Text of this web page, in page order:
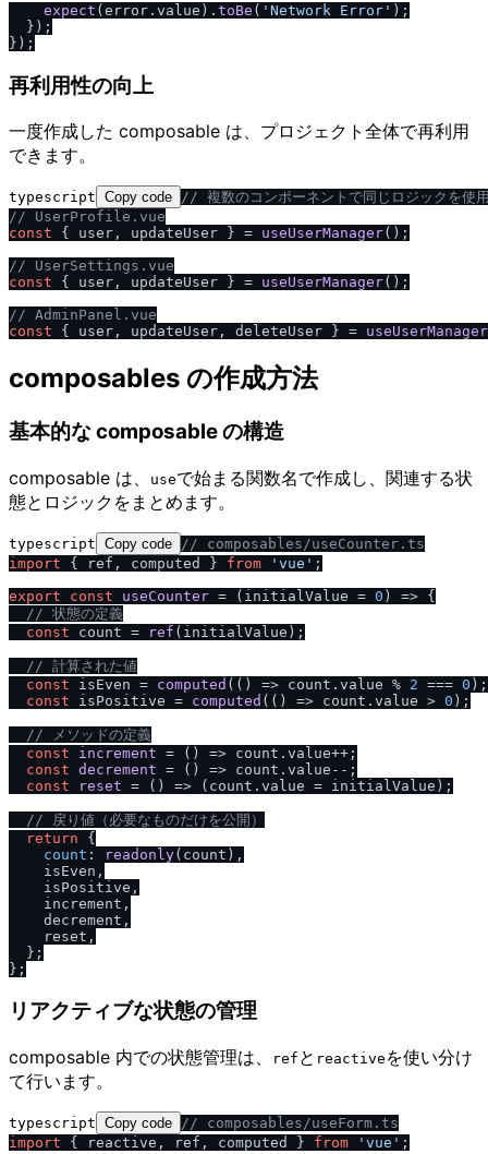
expect (error. value ). toBe ( 'Network Error' );
  });
再利用性の向上
一度作成した composable は、プロジェクト全体で再利用
できます。
typescript Copy code // 複数のコンポーネントで同じロジックを使
// UserProfile.vue
const { user, updateUser } = useUserManager();
// UserSettings.vue
const { user, updateUser } = useUserManager();
// AdminPanel.vue
const { user, updateUser, deleteUser } = useUserManager
composables の作成方法
基本的な composable の構造
composable は、 useで始まる関数名で作成し、関連する状
態とロジックをまとめます。
typescript Copy code / / composables /useCounter.ts
import { ref, computed } from 'vue' ;
export
const useCounter = ( initialValue = 0 ) => {
/ / 状態の定義
const count = ref (initialValue);
/ / 計算された値
const isEven = computed ( () => count. value % 2 === 0 );
const isPositive = computed ( () => count. value > 0 );
/ / メソッドの定義
const
increment = ( ) => count. value++;
const decrement = ( ) => count. value --;
const
reset = ( ) => (count. value = initialValue);
/ / 戻り値（必要なものだけを公開）
return {
count : readonly(count),
    isEven,
    isPositive,
    increment,
    decrement,
    reset,
  };
リアクティブな状態の管理
composable 内での状態管理は、 ref と reactive を使い分け
て行います。
typescript Copy code // composables/useForm.ts
import { reactive, ref, computed } from 'vue' ;